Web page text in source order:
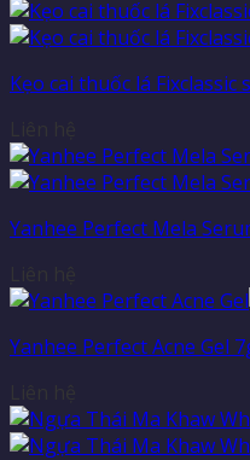
Kẹo cai thuốc lá
Yanhee Perfect Mela
Yanhee Perfect Acne Gel